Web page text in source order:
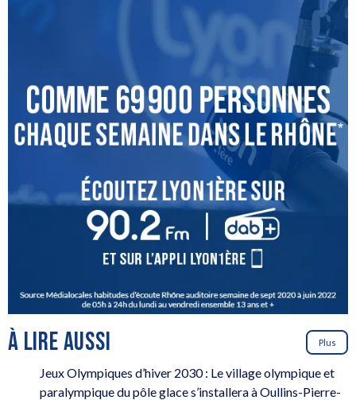
À LIRE AUSSI Plus
Jeux Olympiques d’hiver 2030 : Le village olympique et
paralympique du pôle glace s’installera à Oullins-Pierre-